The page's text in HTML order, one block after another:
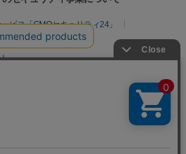
ビス「GMOセキュリティ24」
リスク診断
）